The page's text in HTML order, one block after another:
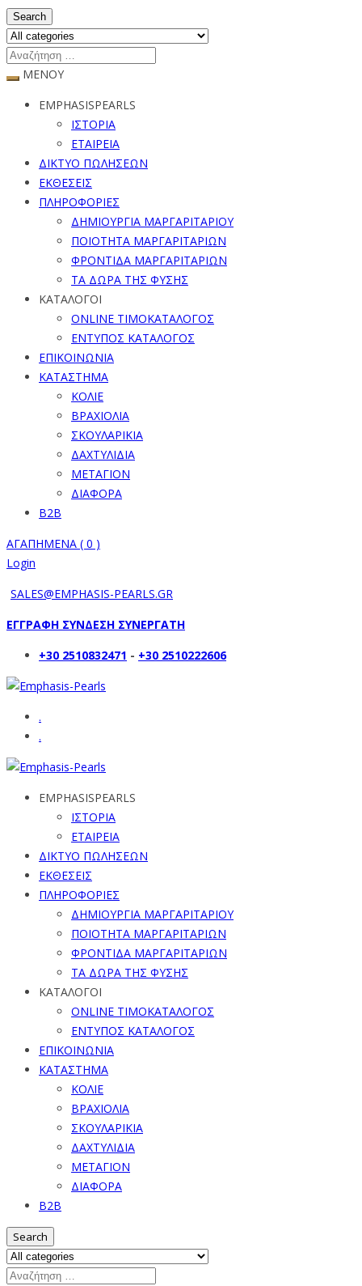
Search
ΜΕΝΟΥ
EMPHASISPEARLS
ΙΣΤΟΡΙΑ
ΕΤΑΙΡΕΙΑ
ΔΙΚΤΥΟ ΠΩΛΗΣΕΩΝ
ΕΚΘΕΣΕΙΣ
ΠΛΗΡΟΦΟΡΙΕΣ
ΔΗΜΙΟΥΡΓΙΑ ΜΑΡΓΑΡΙΤΑΡΙΟΥ
ΠΟΙΟΤΗΤΑ ΜΑΡΓΑΡΙΤΑΡΙΩΝ
ΦΡΟΝΤΙΔΑ ΜΑΡΓΑΡΙΤΑΡΙΩΝ
ΤΑ ΔΩΡΑ ΤΗΣ ΦΥΣΗΣ
ΚΑΤΑΛΟΓΟΙ
ONLINE ΤΙΜΟΚΑΤΑΛΟΓΟΣ
ΕΝΤΥΠΟΣ ΚΑΤΑΛΟΓΟΣ
ΕΠΙΚΟΙΝΩΝΙΑ
ΚΑΤΑΣΤΗΜΑ
ΚΟΛΙΕ
ΒΡΑΧΙΟΛΙΑ
ΣΚΟΥΛΑΡΙΚΙΑ
ΔΑΧΤΥΛΙΔΙΑ
ΜΕΤΑΓΙΟΝ
ΔΙΑΦΟΡΑ
B2B
ΑΓΑΠΗΜΕΝΑ ( 0 )
Login
SALES@EMPHASIS-PEARLS.GR
ΕΓΓΡΑΦΗ ΣΥΝΔΕΣΗ ΣΥΝΕΡΓΑΤΗ
+30 2510832471 - +30 2510222606
.
.
EMPHASISPEARLS
ΙΣΤΟΡΙΑ
ΕΤΑΙΡΕΙΑ
ΔΙΚΤΥΟ ΠΩΛΗΣΕΩΝ
ΕΚΘΕΣΕΙΣ
ΠΛΗΡΟΦΟΡΙΕΣ
ΔΗΜΙΟΥΡΓΙΑ ΜΑΡΓΑΡΙΤΑΡΙΟΥ
ΠΟΙΟΤΗΤΑ ΜΑΡΓΑΡΙΤΑΡΙΩΝ
ΦΡΟΝΤΙΔΑ ΜΑΡΓΑΡΙΤΑΡΙΩΝ
ΤΑ ΔΩΡΑ ΤΗΣ ΦΥΣΗΣ
ΚΑΤΑΛΟΓΟΙ
ONLINE ΤΙΜΟΚΑΤΑΛΟΓΟΣ
ΕΝΤΥΠΟΣ ΚΑΤΑΛΟΓΟΣ
ΕΠΙΚΟΙΝΩΝΙΑ
ΚΑΤΑΣΤΗΜΑ
ΚΟΛΙΕ
ΒΡΑΧΙΟΛΙΑ
ΣΚΟΥΛΑΡΙΚΙΑ
ΔΑΧΤΥΛΙΔΙΑ
ΜΕΤΑΓΙΟΝ
ΔΙΑΦΟΡΑ
B2B
Search